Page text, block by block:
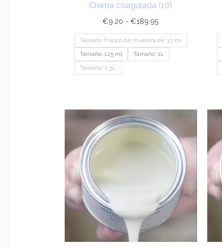
Crema coagulada (10)
€9.20 - €189.95
Tamaño: Frasco de muestra de 30 ml
Tamaño: 125 ml
Tamaño: 1L
Tamaño: 2,5L
de
precios:
desde
€9.20
hasta
€189.95